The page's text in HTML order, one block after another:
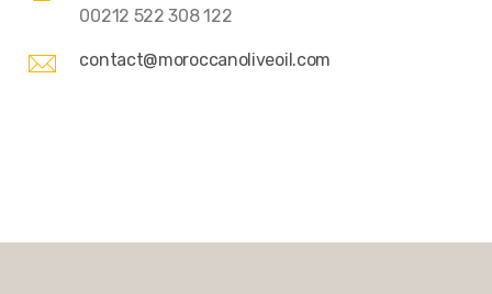
00212 522 308 122
contact@moroccanoliveoil.com